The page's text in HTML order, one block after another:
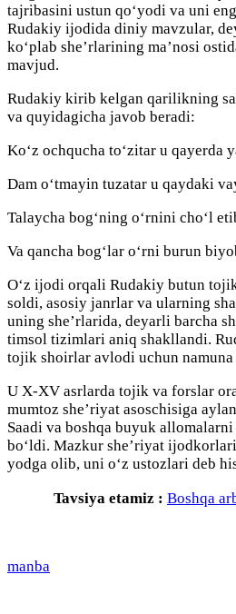
tajribasini ustun qo‘yodi va uni
Rudakiy ijodida diniy mavzular,
ko‘plab she’rlarining ma’nosi
mavjud.
Rudakiy kirib kelgan qarilikning
va quyidagicha javob beradi:
Ko‘z ochqucha to‘zitar u qayerda
Dam o‘tmayin tuzatar u qaydaki
Talaycha bog‘ning o‘rnini cho‘l
Va qancha bog‘lar o‘rni burun
O‘z ijodi orqali Rudakiy butun
soldi, asosiy janrlar va ularning
uning she’rlarida, deyarli barcha
timsol tizimlari aniq shakllandi.
tojik shoirlar avlodi uchun namuna
U X-XV asrlarda tojik va forslar
mumtoz she’riyat asoschisiga
Saadi va boshqa buyuk
bo‘ldi. Mazkur she’riyat
yodga olib, uni o‘z ustozlari deb
Tavsiya etamiz : Boshqa
manba